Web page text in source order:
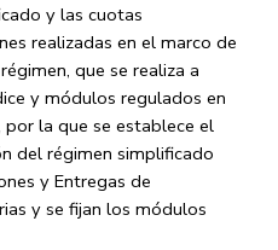
y las cuotas
realizadas en el marco de
que se realiza a
y módulos regulados en
la que se establece el
del régimen simplificado
y Entregas de
y se fijan los módulos